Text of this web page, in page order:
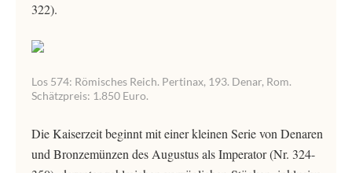
322).
Los 574: Römisches Reich. Pertinax, 193. Denar, Rom.
Schätzpreis: 1.850 Euro.
Die Kaiserzeit beginnt mit einer kleinen Serie von Denaren
und Bronzemünzen des Augustus als Imperator (Nr. 324-